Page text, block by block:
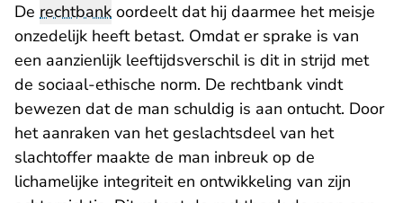
De rechtbank oordeelt dat hij daarmee het meisje
onzedelijk heeft betast. Omdat er sprake is van
een aanzienlijk leeftijdsverschil is dit in strijd met
de sociaal-ethische norm. De rechtbank vindt
bewezen dat de man schuldig is aan ontucht. Door
het aanraken van het geslachtsdeel van het
slachtoffer maakte de man inbreuk op de
lichamelijke integriteit en ontwikkeling van zijn